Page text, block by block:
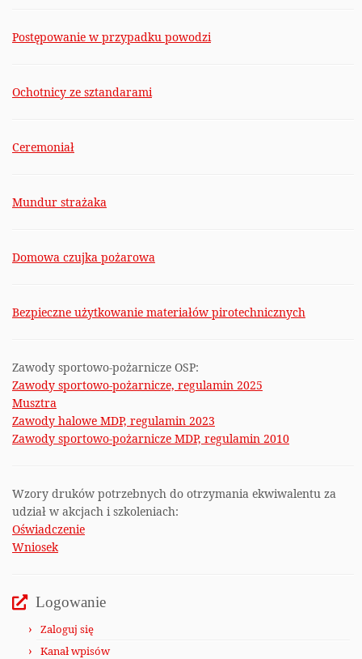
Postępowanie w przypadku powodzi
Ochotnicy ze sztandarami
Ceremoniał
Mundur strażaka
Domowa czujka pożarowa
Bezpieczne użytkowanie materiałów pirotechnicznych
Zawody sportowo-pożarnicze OSP:
Zawody sportowo-pożarnicze, regulamin 2025
Musztra
Zawody halowe MDP, regulamin 2023
Zawody sportowo-pożarnicze MDP, regulamin 2010
Wzory druków potrzebnych do otrzymania ekwiwalentu za
udział w akcjach i szkoleniach:
Oświadczenie
Wniosek
Logowanie
Zaloguj się
Kanał wpisów